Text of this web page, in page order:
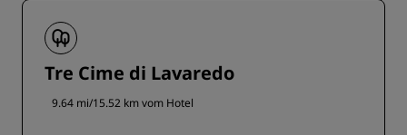
der Region und ist damit ein Muss für
Besucher, die das authentische Wesen der
Dolomiten erleben möchten.
Tre Cime di Lavaredo
9.64 mi/15.52 km vom Hotel